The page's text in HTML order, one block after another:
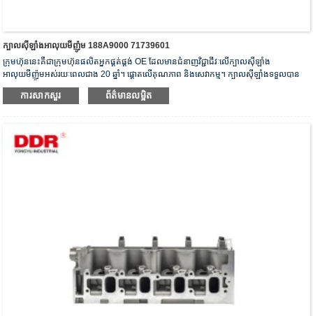
ក្បាលស៊ីឡាំងអាលុយមីញ៉ូម 188A9000 71739601
ក្រុមហ៊ុននេះគឺជាក្រុមហ៊ុនផលិតអ្នកផ្គត់ផ្គង់ OE ដែលមានជំនាញវិជ្ជាជីវៈលើក្បាលស៊ីឡាំង
អាលុយមីញ៉ូមអស់រយៈពេលជាង 20 ឆ្នាំ។ ផ្តោតលើគុណភាព និងសេវាកម្ម។ ក្បាលស៊ីឡាំងទទួលបាន
វិញ្ញាបនបត្រផ្ទៀងផ្ទាត់ ISO16949, “ក្បាលស៊ីឡាំងដែលមានការផ្សាភ្ជាប់ខ្ពស់”, “អាយុកាលប្រើប្រាស់
បានយូរនៃក្បាលស៊ីឡាំង” និងប៉ាតង់ម៉ូដែលប្រើប្រាស់ចំនួន 5 ផ្សេងទៀត។
ការសាកសួរ ព័ត៌មានលម្អិត